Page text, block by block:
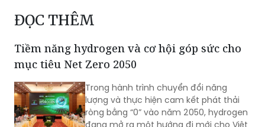
ĐỌC THÊM
Tiềm năng hydrogen và cơ hội góp sức cho
mục tiêu Net Zero 2050
Trong hành trình chuyển đổi năng
lượng và thực hiện cam kết phát thải
ròng bằng “0” vào năm 2050, hydrogen